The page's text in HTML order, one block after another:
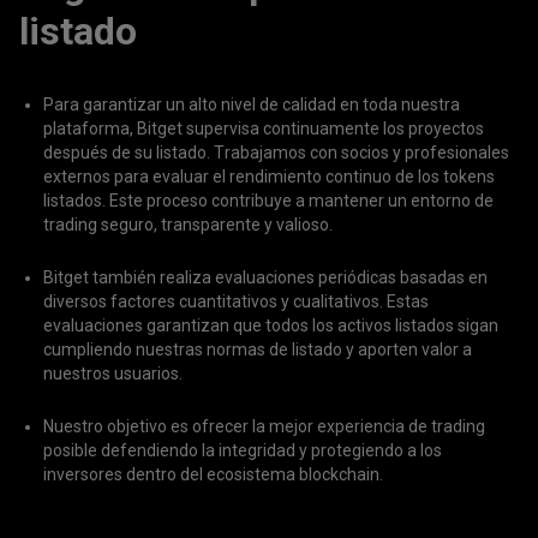
listado
Para garantizar un alto nivel de calidad en toda nuestra
plataforma, Bitget supervisa continuamente los proyectos
después de su listado. Trabajamos con socios y profesionales
externos para evaluar el rendimiento continuo de los tokens
listados. Este proceso contribuye a mantener un entorno de
trading seguro, transparente y valioso.
Bitget también realiza evaluaciones periódicas basadas en
diversos factores cuantitativos y cualitativos. Estas
evaluaciones garantizan que todos los activos listados sigan
cumpliendo nuestras normas de listado y aporten valor a
nuestros usuarios.
Nuestro objetivo es ofrecer la mejor experiencia de trading
posible defendiendo la integridad y protegiendo a los
inversores dentro del ecosistema blockchain.